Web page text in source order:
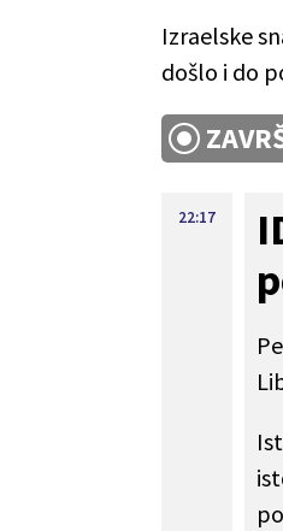
Izraelske
došlo i do
22:17